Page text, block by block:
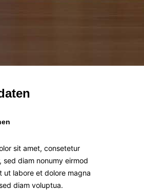
sit amet, consetetur
sed diam nonumy eirmod
ut labore et dolore magna
diam voluptua.